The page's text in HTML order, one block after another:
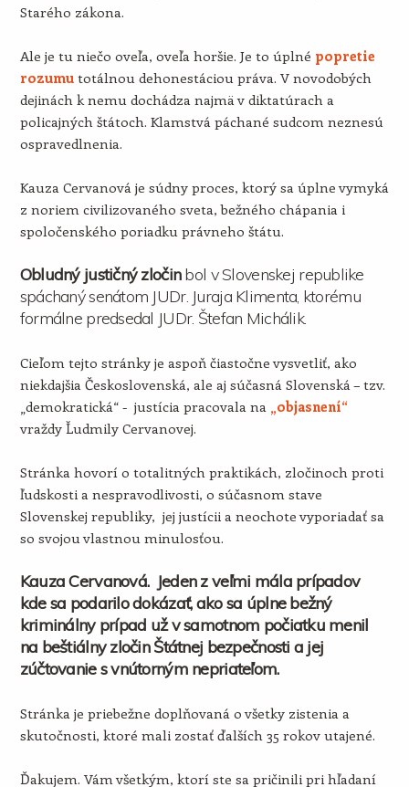
Starého zákona.
Ale je tu niečo oveľa, oveľa horšie. Je to úplné popretie
rozumutotálnou dehonestáciou práva. V novodobých
dejinách k nemu dochádza najmä v diktatúrach a
policajných štátoch. Klamstvá páchané sudcom neznesú
ospravedlnenia.
Kauza Cervanová je súdny proces, ktorý sa úplne vymyká
z noriem civilizovaného sveta, bežného chápania i
spoločenského poriadku právneho štátu.
Obludný justičný zločinbol v Slovenskej republike
spáchaný senátom JUDr. Juraja Klimenta, ktorému
formálne predsedal JUDr. Štefan Michálik.
Cieľom tejto stránky je aspoň čiastočne vysvetliť, ako
niekdajšia Československá, ale aj súčasná Slovenská – tzv.
„demokratická“ - justícia pracovala na „objasnení“
vraždy Ľudmily Cervanovej.
Stránka hovorí o totalitných praktikách, zločinoch proti
ľudskosti a nespravodlivosti, o súčasnom stave
Slovenskej republiky, jej justícii a neochote vyporiadať sa
so svojou vlastnou minulosťou.
Kauza Cervanová. Jeden z veľmi mála prípadov
kde sa podarilo dokázať, ako sa úplne bežný
kriminálny prípad už v samotnom počiatku menil
na beštiálny zločin Štátnej bezpečnosti a jej
zúčtovanie s vnútorným nepriateľom.
Stránka je priebežne doplňovaná o všetky zistenia a
skutočnosti, ktoré mali zostať ďalších 35 rokov utajené.
Ďakujem. Vám všetkým, ktorí ste sa pričinili pri hľadaní